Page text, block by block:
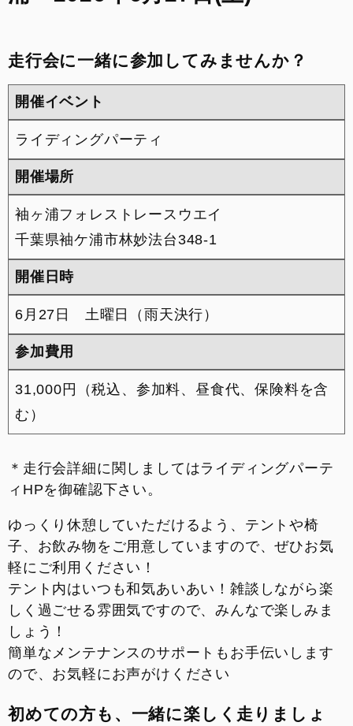
FACEBOOK
INSTAGRAM
整備予約
走行会に一緒に参加してみませんか？
開催イベント
ライディングパーティ
開催場所
袖ヶ浦フォレストレースウエイ
千葉県袖ケ浦市林妙法台348-1
開催日時
6月27日 土曜日（雨天決行）
参加費用
31,000円（税込、参加料、昼食代、保険料を含
む）
＊走行会詳細に関しましてはライディングパーテ
ィHPを御確認下さい。
ゆっくり休憩していただけるよう、テントや椅
子、お飲み物をご用意していますので、ぜひお気
軽にご利用ください！
テント内はいつも和気あいあい！雑談しながら楽
しく過ごせる雰囲気ですので、みんなで楽しみま
しょう！
簡単なメンテナンスのサポートもお手伝いします
ので、お気軽にお声がけください
初めての方も、一緒に楽しく走りましょ